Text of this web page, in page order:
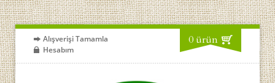
Alışverişi Tamamla
Hesabım
0 ürün